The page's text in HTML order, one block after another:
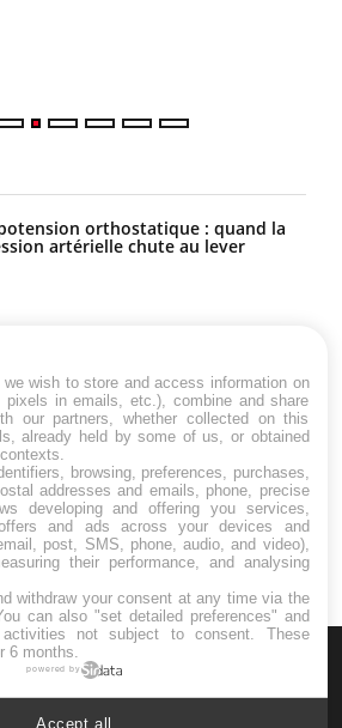
orthostatique : quand la
artérielle chute au lever
de Charcot (Sclérose latérale
, we wish to store and access information on
pixels in emails, etc.), combine and share
our partners, whether collected on this
already held by some of us, or obtained
browsing, preferences, purchases,
addresses and emails, phone, precise
developing and offering you services,
and ads across your devices and
post, SMS, phone, audio, and video),
their performance, and analysing
withdraw your consent at any time via the
can also "set detailed preferences" and
not subject to consent. These
6 months.
powered by
Accept all